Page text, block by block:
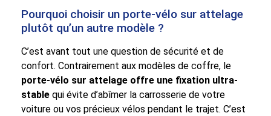
Pourquoi choisir un porte-vélo sur attelage
plutôt qu’un autre modèle ?
C’est avant tout une question de sécurité et de
confort. Contrairement aux modèles de coffre, le
porte-vélo sur attelage offre une fixation ultra-
stable qui évite d’abîmer la carrosserie de votre
voiture ou vos précieux vélos pendant le trajet. C’est